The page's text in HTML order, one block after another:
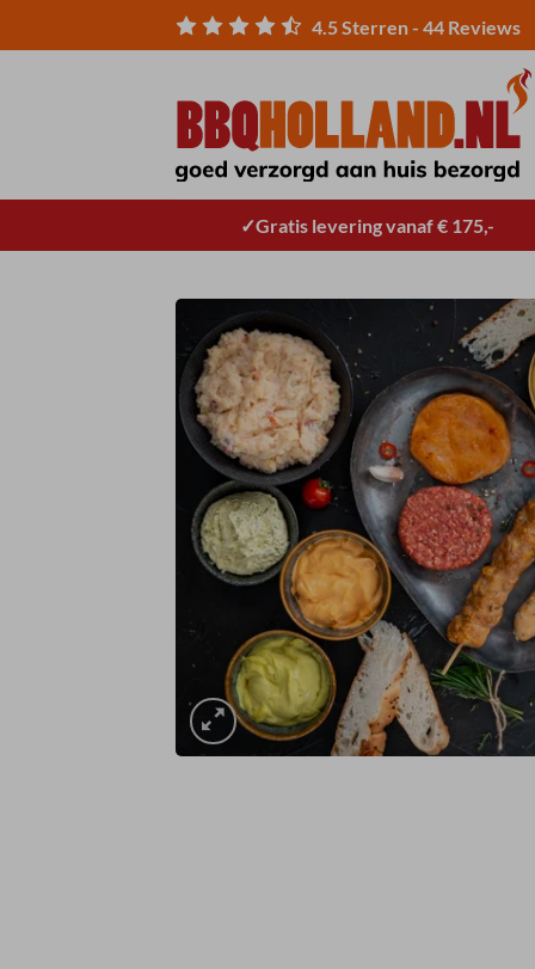
naar
4.5Sterren - 44 Reviews
Gratis levering vanaf € 175,-